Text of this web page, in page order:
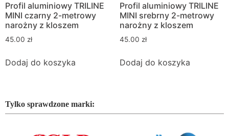
Profil aluminiowy TRILINE
MINI czarny 2-metrowy
narożny z kloszem
45.00 zł
Dodaj do koszyka
Profil aluminiowy TRILINE
MINI srebrny 2-metrowy
narożny z kloszem
45.00 zł
Dodaj do koszyka
Tylko sprawdzone marki: